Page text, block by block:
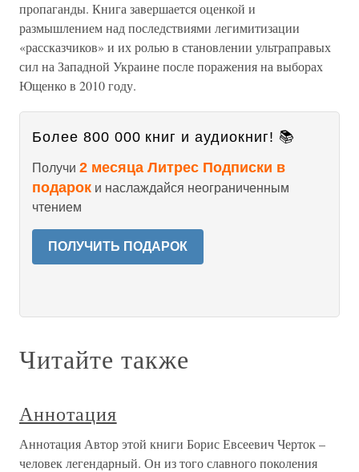
пропаганды. Книга завершается оценкой и
размышлением над последствиями легимитизации
«рассказчиков» и их ролью в становлении ультраправых
сил на Западной Украине после поражения на выборах
Ющенко в 2010 году.
Более 800 000 книг и аудиокниг! 📚
Получи 2 месяца Литрес Подписки в
подарок и наслаждайся неограниченным
чтением
ПОЛУЧИТЬ ПОДАРОК
Читайте также
Аннотация
Аннотация Автор этой книги Борис Евсеевич Черток –
человек легендарный. Он из того славного поколения